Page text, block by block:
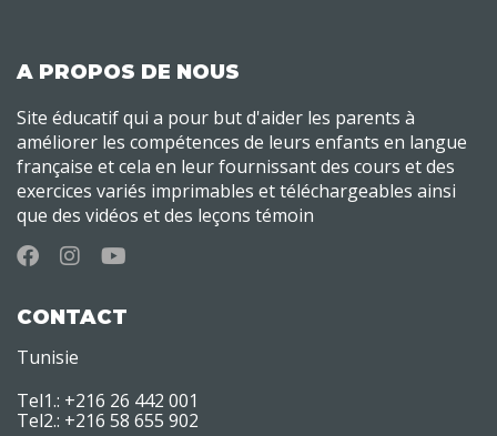
A PROPOS DE NOUS
Site éducatif qui a pour but d'aider les parents à
améliorer les compétences de leurs enfants en langue
française et cela en leur fournissant des cours et des
exercices variés imprimables et téléchargeables ainsi
que des vidéos et des leçons témoin
CONTACT
Tunisie
Tel1.: +216 26 442 001
Tel2.: +216 58 655 902